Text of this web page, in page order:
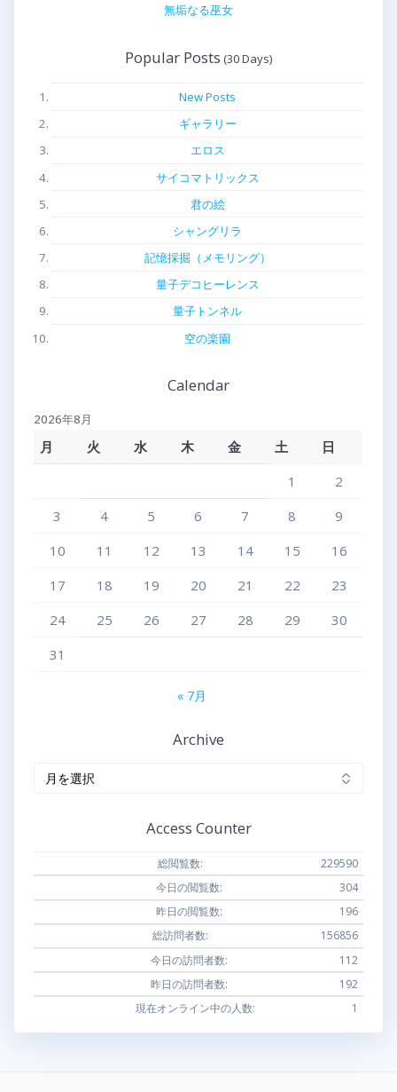
無垢なる巫女
Popular Posts
New Posts
ギャラリー
エロス
サイコマトリックス
君の絵
シャングリラ
記憶採掘（メモリング）
量子デコヒーレンス
量子トンネル
空の楽園
Calendar
2026年8月
月 火 水 木 金 土
日
1
2
3
4 5 6 7 8
9
10
11 12 13 14 15
16
17
18 19 20 21 22
23
24
25 26 27 28 29
30
31
« 7月
Archive
Access Counter
229590
総閲覧数:
304
今日の閲覧数:
196
昨日の閲覧数:
156856
総訪問者数:
112
今日の訪問者数:
192
昨日の訪問者数:
1
現在オンライン中の人数: